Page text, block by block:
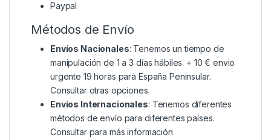
Paypal
Métodos de Envío
Envíos Nacionales: Tenemos un tiempo de
manipulación de 1 a 3 días hábiles. + 10 € envio
urgente 19 horas para España Peninsular.
Consultar otras opciones.
Envíos Internacionales: Tenemos diferentes
métodos de envío para diferentes países.
Consultar para más información